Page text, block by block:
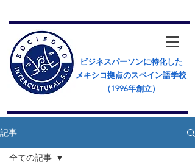
ビジネスパーソンに特化した
メキシコ拠点のスペイン語学校
（​1996年創立）
記事
全ての記事